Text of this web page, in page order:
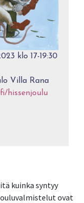
klo 17-19:30
Villa Rana
hissenjoulu
kuinka syntyy
ovat